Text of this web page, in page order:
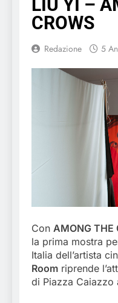
LIU YI –
CROWS
Redazione 5
Con AMONG THE
la prima mostra
Italia dell’artista
Room riprende
di Piazza Caiazzo